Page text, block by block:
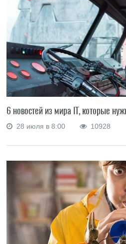
6 новостей из мира IT, которые
28 июля в 8:00 10928